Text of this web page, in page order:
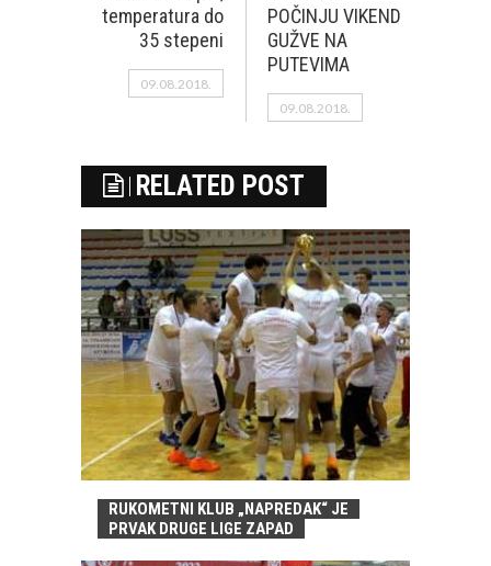
temperatura do
35 stepeni
09.08.2018.
POČINJU VIKEND
GUŽVE NA
PUTEVIMA
09.08.2018.
RELATED POST
RUKOMETNI KLUB „NAPREDAK“ JE
PRVAK DRUGE LIGE ZAPAD